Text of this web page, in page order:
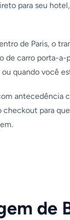
para seu
de Paris, o
de carro porta-
quando você
antecedência
para
de